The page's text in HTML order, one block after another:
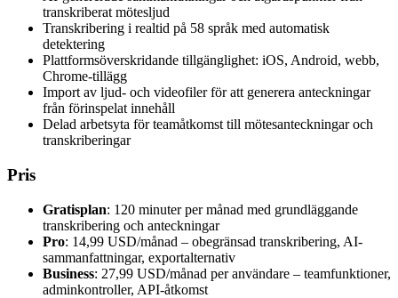
transkriberat mötesljud
Transkribering i realtid på 58 språk med automatisk
detektering
Plattformsöverskridande tillgänglighet: iOS, Android, webb,
Chrome-tillägg
Import av ljud- och videofiler för att generera anteckningar
från förinspelat innehåll
Delad arbetsyta för teamåtkomst till mötesanteckningar och
transkriberingar
Pris
Gratisplan: 120 minuter per månad med grundläggande
transkribering och anteckningar
Pro: 14,99 USD/månad – obegränsad transkribering, AI-
sammanfattningar, exportalternativ
Business: 27,99 USD/månad per användare – teamfunktioner,
adminkontroller, API-åtkomst